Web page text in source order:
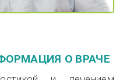
О ВРАЧЕ